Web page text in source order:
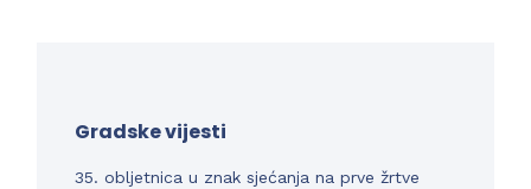
Gradske vijesti
35. obljetnica u znak sjećanja na prve žrtve